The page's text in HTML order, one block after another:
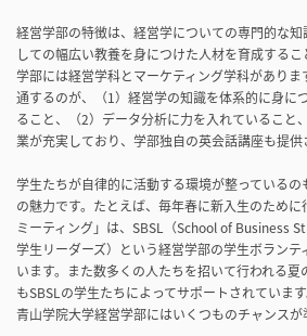
経営学部の特徴は、経営学についての専門的な
しての幅広い教養を身につけた人材を育成する
学部には経営学科とマーケティング学科があり
通するのが、（1）経営学の知識を体系的に身に
ること、（2）データ分析に力を入れていること
業が充実しており、学部独自の英会話講座も提供
学生たちが自律的に活動する環境が整っている
の魅力です。たとえば、毎年春に新入生のために
ミーティング」は、SBSL（School of Business
学生リーダーズ）という経営学部の学生ボランテ
います。また数多くの人たちを招いて行われる夏
もSBSLの学生たちによってサポートされていま
青山学院大学経営学部にはいくつものチャンスが